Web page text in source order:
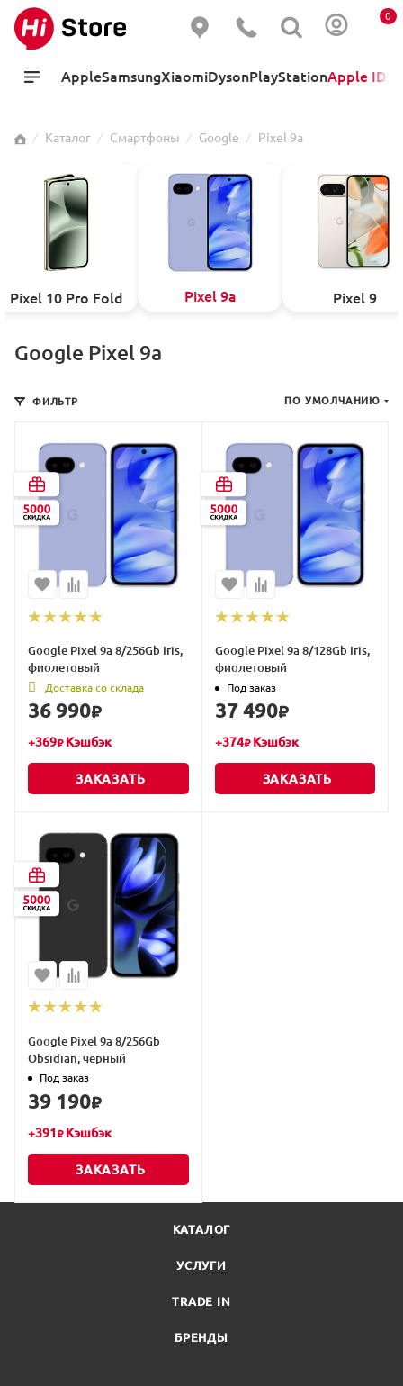
0
AppleSamsungXiaomiDysonPlayStationApple ID
⁄ Каталог ⁄ Смартфоны ⁄ Google ⁄ Pixel 9a
Pixel 10 Pro Fold Pixel 9a Pixel 9
Google Pixel 9a
ФИЛЬТР ПО УМОЛЧАНИЮ
Google Pixel 9a 8/256Gb Iris,
фиолетовый
Доставка со склада
36 990₽
+369₽Кэшбэк
ЗАКАЗАТЬ
Google Pixel 9a 8/128Gb Iris,
фиолетовый
Под заказ
37 490₽
+374₽Кэшбэк
ЗАКАЗАТЬ
Google Pixel 9a 8/256Gb
Obsidian, черный
Под заказ
39 190₽
+391₽Кэшбэк
ЗАКАЗАТЬ
КАТАЛОГ
УСЛУГИ
TRADE IN
БРЕНДЫ